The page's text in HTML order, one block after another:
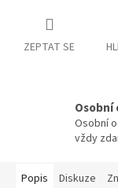
ZEPTAT SE
Osobní
Osobní
vždy
Popis Diskuze